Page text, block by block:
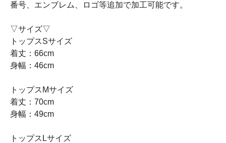
番号、エンブレム、ロゴ等追加で加工可能です。
▽サイズ▽
トップスSサイズ
着丈：66cm
身幅：46cm
トップスMサイズ
着丈：70cm
身幅：49cm
トップスLサイズ